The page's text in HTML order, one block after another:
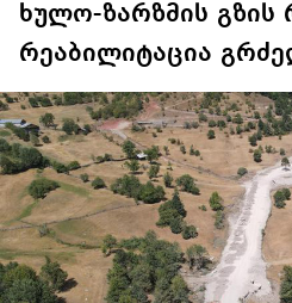
ხულო-ზარზმის გზის
რეაბილიტაცია